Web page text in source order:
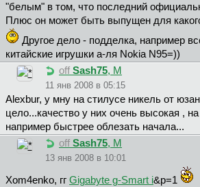
"белым" в том, что последний
Плюс он может быть выпущен для
Другое дело - подделка, например
китайские игрушки а-ля Nokia N95=))
off Sash75, М
11 янв 2008 в 05:15
Alexbur, у мну на стилусе никель от
цело...качество у них очень высокая ,
например быстрее облезать начала...
off Sash75, М
13 янв 2008 в 10:01
Xom4enko, гг Gigabyte g-Smart i&p=1